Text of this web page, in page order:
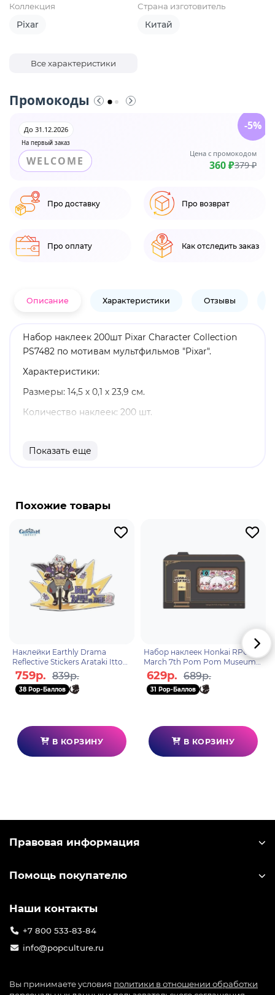
Коллекция
Pixar
Страна изготовитель
Китай
Все характеристики
Промокоды
На первый заказ
До 31.12.2026
WELCOME
Цена с промокодом
360 ₽379 ₽
-5%
Про доставку Про возврат
Про оплату Как отследить заказ
Описание Характеристики Отзывы
Набор наклеек 200шт Pixar Character Collection
PS7482 по мотивам мультфильмов "Pixar".
Характеристики:
Размеры: 14,5 х 0,1 х 23,9 см.
Количество наклеек: 200 шт.
продукт.
компьютерной анимации, известная своими
компьютерными анимационными фильмами.
2006 года Pixar является дочерней компанией
Walt Disney Studios, подразделения Disney
Entertainment, которое принадлежит The Walt
Disney Company.
Показать еще
Похожие товары
Наклейки Earthly Drama
Reflective Stickers Arataki Itto
6975213680247
759р. 839р.
38 Pop-Баллов
В КОРЗИНУ
Набор наклеек Honkai RPG
March 7th Pom Pom Museum
6976525004974
629р. 689р.
31 Pop-Баллов
В КОРЗИНУ
Правовая информация
Помощь покупателю
Наши контакты
+7 800 533-83-84
info@popculture.ru
Вы принимаете условия политики в отношении обработки